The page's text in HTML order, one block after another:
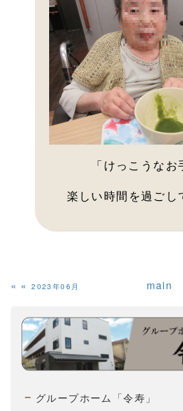
「けっこうなお
楽しい時間を過ごし
«2023年06月 main
グループホーム「令寿」